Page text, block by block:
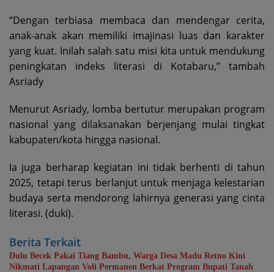
“Dengan terbiasa membaca dan mendengar cerita,
anak-anak akan memiliki imajinasi luas dan karakter
yang kuat. Inilah salah satu misi kita untuk mendukung
peningkatan indeks literasi di Kotabaru,” tambah
Asriady
Menurut Asriady, lomba bertutur merupakan program
nasional yang dilaksanakan berjenjang mulai tingkat
kabupaten/kota hingga nasional.
Ia juga berharap kegiatan ini tidak berhenti di tahun
2025, tetapi terus berlanjut untuk menjaga kelestarian
budaya serta mendorong lahirnya generasi yang cinta
literasi. (duki).
Berita Terkait
Dulu Becek Pakai Tiang Bambu, Warga Desa Madu Retno Kini
Nikmati Lapangan Voli Permanen Berkat Program Bupati Tanah